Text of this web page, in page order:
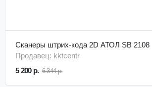
Сканеры штрих-кода 2D АТОЛ SB 2108
Продавец: kktcentr
5 200 р. 6 344 р.